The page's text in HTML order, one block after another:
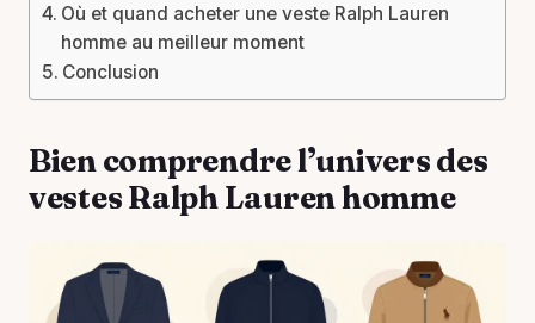
Où et quand acheter une veste Ralph Lauren
homme au meilleur moment
Conclusion
Bien comprendre l’univers des
vestes Ralph Lauren homme